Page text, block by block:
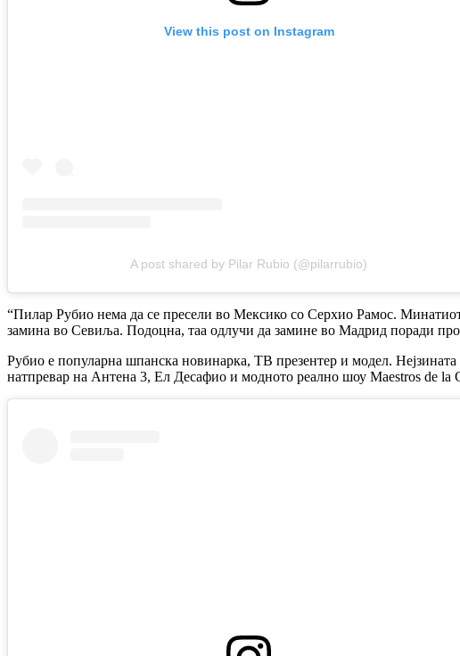
View this post on Instagram
A post shared by Pilar Rubio (@pilarrubio)
“Пилар Рубио нема да се пресели во Мексико со Серхио Рамос.
замина во Севиља. Подоцна, таа одлучи да замине во Мадрид поради
Рубио е популарна шпанска новинарка, ТВ презентер и модел.
натпревар на Антена 3, Ел Десафио и модното реално шоу Maestros de la